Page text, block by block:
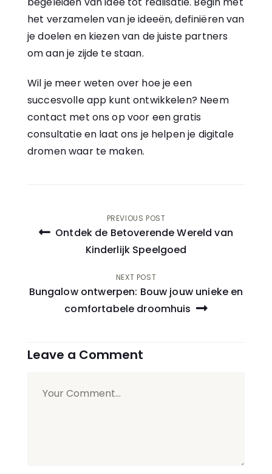
het verzamelen van je ideeën, definiëren van
je doelen en kiezen van de juiste partners
om aan je zijde te staan.
Wil je meer weten over hoe je een
succesvolle app kunt ontwikkelen? Neem
contact met ons op voor een gratis
consultatie en laat ons je helpen je digitale
dromen waar te maken.
Bericht
navigatie
PREVIOUS POST
Ontdek de Betoverende Wereld van
Kinderlijk Speelgoed
NEXT POST
Bungalow ontwerpen: Bouw jouw unieke en
comfortabele droomhuis
Leave a Comment